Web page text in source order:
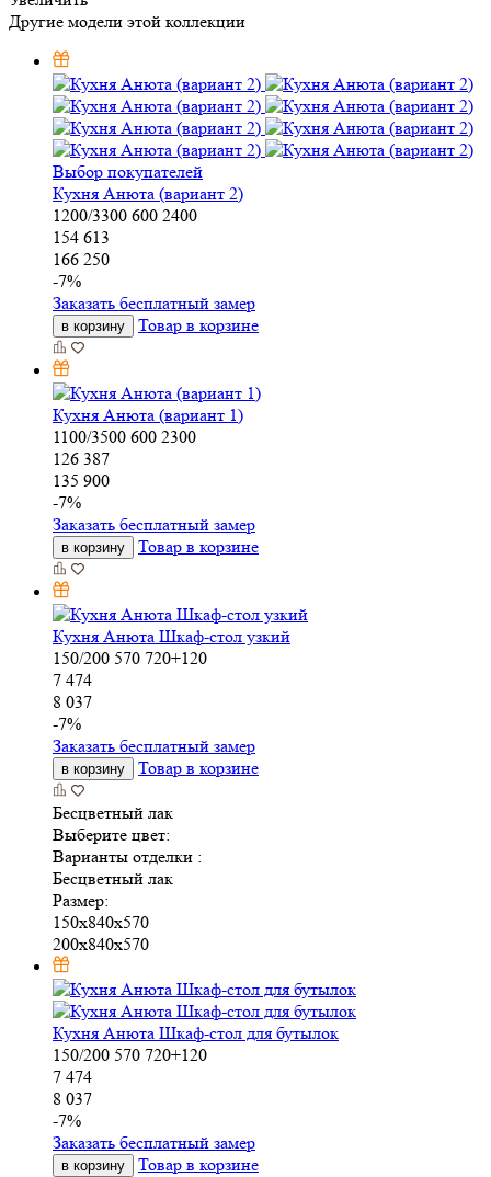
Другие модели этой коллекции
Выбор покупателей
Кухня Анюта (вариант 2)
1200/3300 600 2400
154 613
166 250
-7%
Заказать бесплатный замер
в корзину Товар в корзине
Кухня Анюта (вариант 1)
1100/3500 600 2300
126 387
135 900
-7%
Заказать бесплатный замер
в корзину Товар в корзине
Кухня Анюта Шкаф-стол узкий
150/200 570 720+120
7 474
8 037
-7%
Заказать бесплатный замер
в корзину Товар в корзине
Бесцветный лак
Выберите цвет:
Варианты отделки :
Бесцветный лак
Размер:
150x840x570
200x840x570
Кухня Анюта Шкаф-стол для бутылок
150/200 570 720+120
7 474
8 037
-7%
Заказать бесплатный замер
в корзину Товар в корзине